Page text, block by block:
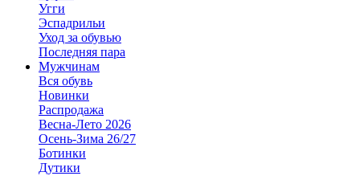
Угги
Эспадрильи
Уход за обувью
Последняя пара
Мужчинам
Вся обувь
Новинки
Распродажа
Весна-Лето 2026
Осень-Зима 26/27
Ботинки
Дутики